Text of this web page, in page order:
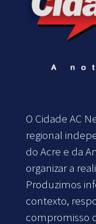
O Cidade AC
regional
do Acre e da
organizar a
Produzimos
contexto,
compromisso